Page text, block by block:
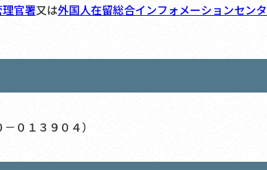
官署又は外国人在留総合インフォメーションセン
－０１３９０４）